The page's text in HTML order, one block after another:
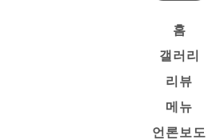
홈
갤러리
리뷰
메뉴
언론보도